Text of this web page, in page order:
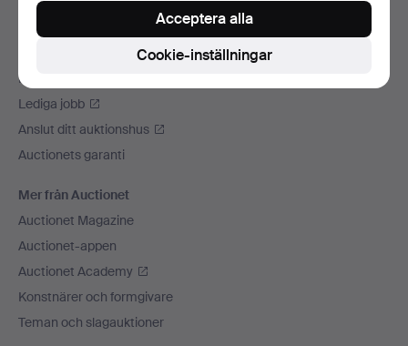
Auctionet
Press
Lediga jobb
Anslut ditt auktionshus
Auctionets garanti
Mer från Auctionet
Auctionet Magazine
Auctionet-appen
Auctionet Academy
Konstnärer och formgivare
Teman och slagauktioner
Cookie-inställningar
Acceptera alla